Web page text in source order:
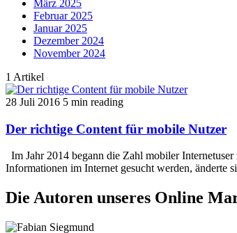
März 2025
Februar 2025
Januar 2025
Dezember 2024
November 2024
1 Artikel
28 Juli 2016 5 min reading
Der richtige Content für mobile Nutzer
Im Jahr 2014 begann die Zahl mobiler
Informationen im Internet gesucht werden, änderte
Die Autoren unseres Online